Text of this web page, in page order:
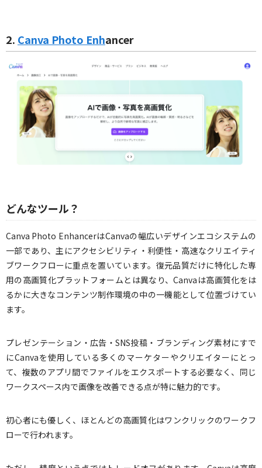
2. Canva Photo Enhancer
どんなツール？
Canva Photo EnhancerはCanvaの幅広いデザインエコシステムの
一部であり、主にアクセシビリティ・利便性・高速なクリエイティ
ブワークフローに重点を置いています。復元品質だけに特化した専
用の高画質化プラットフォームとは異なり、Canvaは高画質化をは
るかに大きなコンテンツ制作環境の中の一機能として位置づけてい
ます。
プレゼンテーション・広告・SNS投稿・ブランディング素材にすで
にCanvaを使用している多くのマーケターやクリエイターにとっ
て、複数のアプリ間でファイルをエクスポートする必要なく、同じ
ワークスペース内で画像を改善できる点が特に魅力的です。
初心者にも優しく、ほとんどの高画質化はワンクリックのワークフ
ローで行われます。